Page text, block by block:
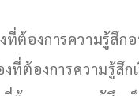
ที่ต้องการความรู้สึ
ที่ต้องการความรู้สึ